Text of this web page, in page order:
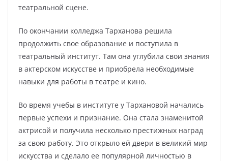
театральной сцене.
По окончании колледжа Тарханова решила
продолжить свое образование и поступила в
театральный институт. Там она углубила свои знания
в актерском искусстве и приобрела необходимые
навыки для работы в театре и кино.
Во время учебы в институте у Тархановой начались
первые успехи и признание. Она стала знаменитой
актрисой и получила несколько престижных наград
за свою работу. Это открыло ей двери в великий мир
искусства и сделало ее популярной личностью в